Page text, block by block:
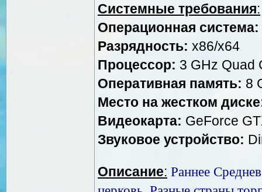
Системные требования:
Операционная система:
Разрядность: x86/x64
Процессор: 3 GHz Quad
Оперативная память: 8
Место на жестком
Видеокарта: GeForce
Звуковое устройство:
Описание: Раннее